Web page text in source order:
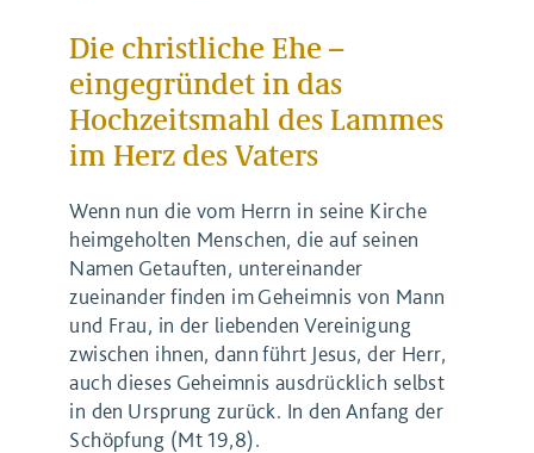
Die christliche Ehe –
eingegründet in das
Hochzeitsmahl des Lammes
im Herz des Vaters
Wenn nun die vom Herrn in seine Kirche
heimgeholten Menschen, die auf seinen
Namen Getauften, untereinander
zueinander finden im Geheimnis von Mann
und Frau, in der liebenden Vereinigung
zwischen ihnen, dann führt Jesus, der Herr,
auch dieses Geheimnis ausdrücklich selbst
in den Ursprung zurück. In den Anfang der
Schöpfung (Mt 19,8).